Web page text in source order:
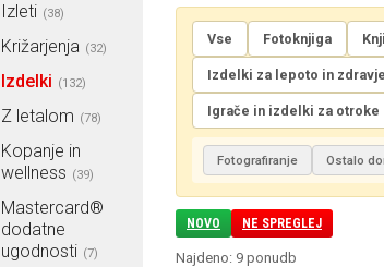
Izleti (38)
Križarjenja (32)
Izdelki (132)
Z letalom (78)
Kopanje in
wellness (39)
Mastercard®
dodatne
ugodnosti (7)
Vse Fotoknjiga
Izdelki za lepoto in zdravje
Igrače in izdelki za otroke
Fotografiranje Ostalo
NOVO NE SPREGLEJ
Najdeno: 9 ponudb